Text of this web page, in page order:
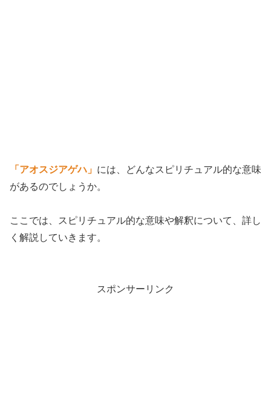
「アオスジアゲハ」 には、どんなスピリチュアル的な意味
があるのでしょうか。
ここでは、スピリチュアル的な意味や解釈について、詳し
く解説していきます。
スポンサーリンク